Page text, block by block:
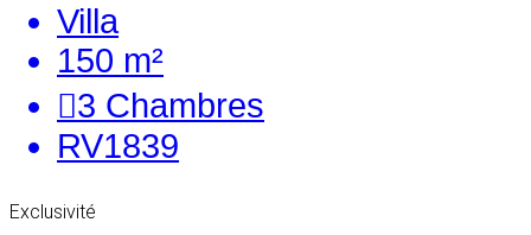
Villa
150 m²
3 Chambres
RV1839
Exclusivité